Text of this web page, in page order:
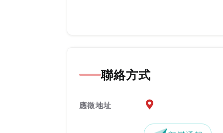
聯絡方式
應徵地址 應徵地址地圖『另開新